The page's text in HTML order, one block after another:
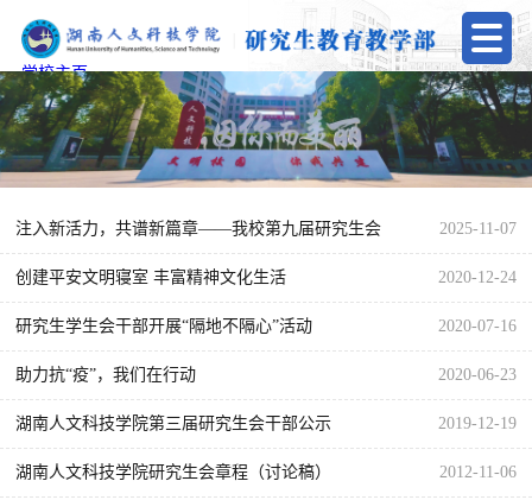
学校主页
注入新活力，共谱新篇章——我校第九届研究生会
招新圆满落幕
2025-11-07
创建平安文明寝室 丰富精神文化生活 2020-12-24
研究生学生会干部开展“隔地不隔心”活动 2020-07-16
助力抗“疫”，我们在行动 2020-06-23
湖南人文科技学院第三届研究生会干部公示 2019-12-19
湖南人文科技学院研究生会章程（讨论稿） 2012-11-06